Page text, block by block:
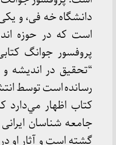
دانشگاه خه فی، و
است که در حوزه
پروفسور جوانگ
“تحقیق در اندیشه
رسانده است توسط
کتاب اظهار مي‌دارد
جامعه شناسان
گشته است و آثار او